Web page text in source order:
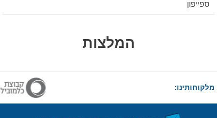
ספייפון
המלצות
מלקוחותינו: